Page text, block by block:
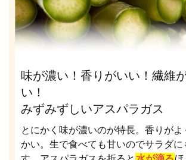
味が濃い！香りがいい！繊維
い！
みずみずしいアスパラガス
とにかく味が濃いのが特長。香りがよ
かい。生で食べても甘いのでサラダに